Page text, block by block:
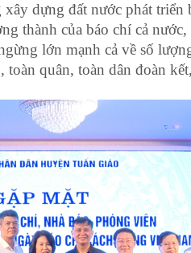
dựng đất nước phát
thành của báo chí cả
lớn mạnh cả về số
quân, toàn dân đoàn